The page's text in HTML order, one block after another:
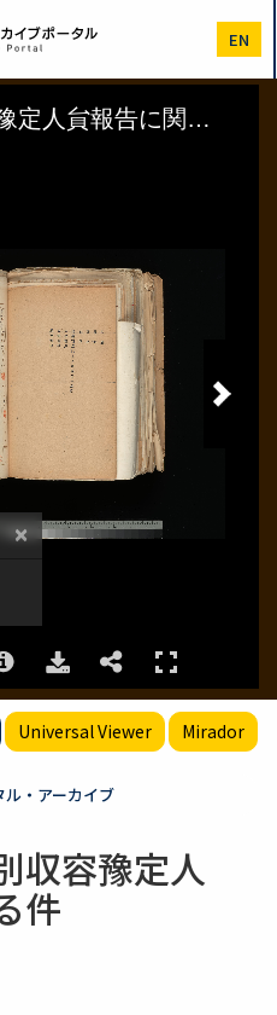
EN
Universal Viewer Mirador
・アーカイブ
収容豫定人
件